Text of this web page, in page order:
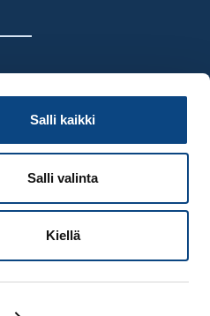
Salli kaikki
Salli valinta
Kiellä